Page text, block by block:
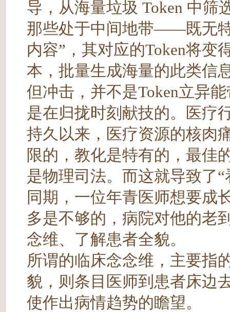
导，从海量垃圾 Token 中筛
那些处于中间地带——既无
内容”，其对应的Token将变
本，批量生成海量的此类信
但冲击，并不是Token立异
是在归拢时刻献技的。医疗
持久以来，医疗资源的核肉
限的，教化是特有的，最佳
是物理司法。而这就导致了
同期，一位年青医师想要成
多是不够的，病院对他的老
念维、了解患者全貌。
所谓的临床念念维，主要指
貌，则条目医师到患者床边
使作出病情趋势的瞻望。